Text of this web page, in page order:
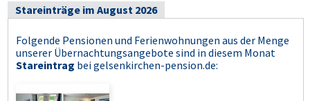
Stareinträge im August 2026
Folgende Pensionen und Ferienwohnungen aus der Menge
unserer Übernachtungsangebote sind in diesem Monat
Stareintrag beigelsenkirchen-pension.de: